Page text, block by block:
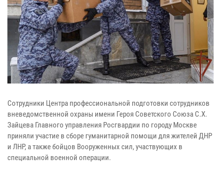
Сотрудники Центра профессиональной подготовки сотрудников
вневедомственной охраны имени Героя Советского Союза С.Х.
Зайцева Главного управления Росгвардии по городу Москве
приняли участие в сборе гуманитарной помощи для жителей ДНР
и ЛНР, а также бойцов Вооруженных сил, участвующих в
специальной военной операции.